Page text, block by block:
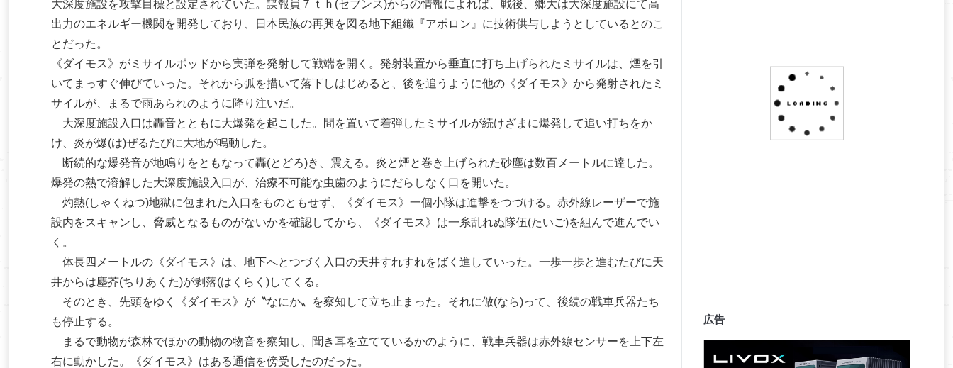
大深度施設を攻撃目標と設定されていた。諜報員７ｔｈ(セブンス)からの情報によれば、戦後、郷大は大深度施設にて高
出力のエネルギー機関を開発しており、日本民族の再興を図る地下組織『アポロン』に技術供与しようとしているとのこ
とだった。
《ダイモス》がミサイルポッドから実弾を発射して戦端を開く。発射装置から垂直に打ち上げられたミサイルは、煙を引
いてまっすぐ伸びていった。それから弧を描いて落下しはじめると、後を追うように他の《ダイモス》から発射されたミ
サイルが、まるで雨あられのように降り注いだ。
大深度施設入口は轟音とともに大爆発を起こした。間を置いて着弾したミサイルが続けざまに爆発して追い打ちをか
け、炎が爆(は)ぜるたびに大地が鳴動した。
断続的な爆発音が地鳴りをともなって轟(とどろ)き、震える。炎と煙と巻き上げられた砂塵は数百メートルに達した。
爆発の熱で溶解した大深度施設入口が、治療不可能な虫歯のようにだらしなく口を開いた。
灼熱(しゃくねつ)地獄に包まれた入口をものともせず、《ダイモス》一個小隊は進撃をつづける。赤外線レーザーで施
設内をスキャンし、脅威となるものがないかを確認してから、《ダイモス》は一糸乱れぬ隊伍(たいご)を組んで進んでい
く。
体長四メートルの《ダイモス》は、地下へとつづく入口の天井すれすれをばく進していった。一歩一歩と進むたびに天
井からは塵芥(ちりあくた)が剥落(はくらく)してくる。
そのとき、先頭をゆく《ダイモス》が〝なにか〟を察知して立ち止まった。それに倣(なら)って、後続の戦車兵器たち
も停止する。
まるで動物が森林でほかの動物の物音を察知し、聞き耳を立てているかのように、戦車兵器は赤外線センサーを上下左
右に動かした。《ダイモス》はある通信を傍受したのだった。
広告